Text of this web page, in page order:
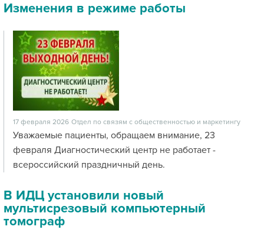
Изменения в режиме работы
17 февраля 2026 Отдел по связям с общественностью и маркетингу
Уважаемые пациенты, обращаем внимание, 23
февраля Диагностический центр не работает -
всероссийский праздничный день.
В ИДЦ установили новый
мультисрезовый компьютерный
томограф